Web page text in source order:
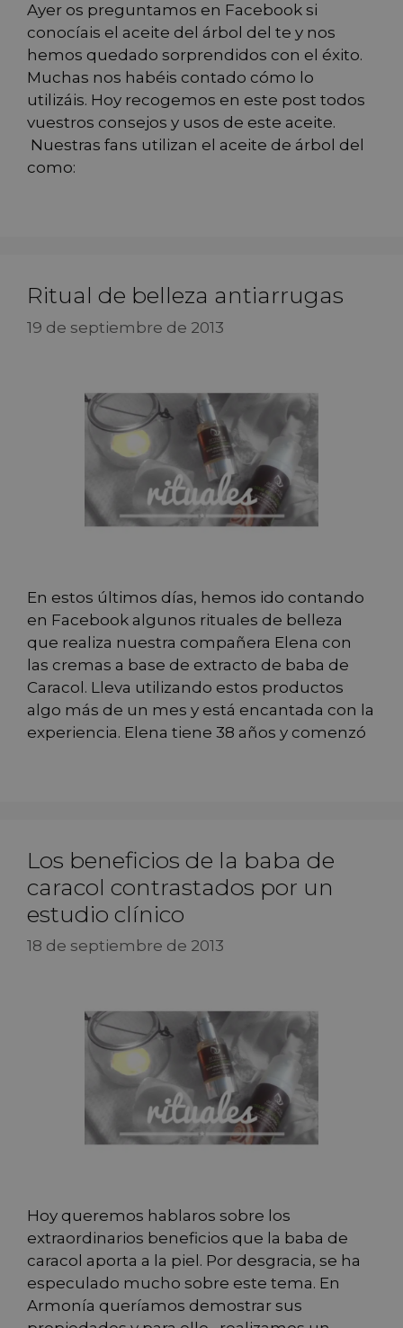
Ayer os preguntamos en Facebook si
conocíais el aceite del árbol del te y nos
hemos quedado sorprendidos con el éxito.
Muchas nos habéis contado cómo lo
utilizáis. Hoy recogemos en este post todos
vuestros consejos y usos de este aceite.
Nuestras fans utilizan el aceite de árbol del
como:
Ritual de belleza antiarrugas
19 de septiembre de 2013
En estos últimos días, hemos ido contando
en Facebook algunos rituales de belleza
que realiza nuestra compañera Elena con
las cremas a base de extracto de baba de
Caracol. Lleva utilizando estos productos
algo más de un mes y está encantada con la
experiencia. Elena tiene 38 años y comenzó
Los beneficios de la baba de
caracol contrastados por un
estudio clínico
18 de septiembre de 2013
Hoy queremos hablaros sobre los
extraordinarios beneficios que la baba de
caracol aporta a la piel. Por desgracia, se ha
especulado mucho sobre este tema. En
Armonía queríamos demostrar sus